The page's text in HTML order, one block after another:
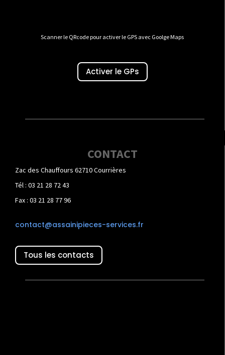
Scanner le QRcode pour activer le GPS avec Goolge Maps
Activer le GPs
CONTACT
Zac des Chauffours 62710 Courrières
Tél : 03 21 28 72 43
Fax : 03 21 28 77 96
contact@assainipieces-services.fr
Tous les contacts